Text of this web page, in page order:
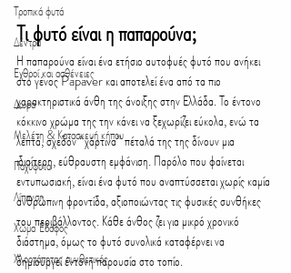
Τροπικά φυτά
Δέντρα
Εχθροί και ασθένειες
Δώρα
Μελέτη & Κατασκευή κήπου
Παχύφυτα
Λίπανση
Χώμα Έδαφος
Χλοοτάπητας συνθετικός
Τι φυτό είναι η παπαρούνα;
Η παπαρούνα είναι ένα ετήσιο αυτοφυές φυτό που ανήκει
στο γένος Papaver και αποτελεί ένα από τα πιο
χαρακτηριστικά άνθη της άνοιξης στην Ελλάδα. Το έντονο
κόκκινο χρώμα της την κάνει να ξεχωρίζει εύκολα, ενώ τα
λεπτά, σχεδόν “χάρτινα” πέταλά της της δίνουν μια
ιδιαίτερη, εύθραυστη εμφάνιση. Παρόλο που φαίνεται
εντυπωσιακή, είναι ένα φυτό που αναπτύσσεται χωρίς καμία
ανθρώπινη φροντίδα, αξιοποιώντας τις φυσικές συνθήκες
του περιβάλλοντος. Κάθε άνθος ζει για μικρό χρονικό
διάστημα, όμως το φυτό συνολικά καταφέρνει να
δημιουργεί έντονη παρουσία στο τοπίο.